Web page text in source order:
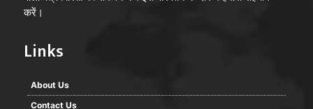
करें।
Links
About Us
Contact Us